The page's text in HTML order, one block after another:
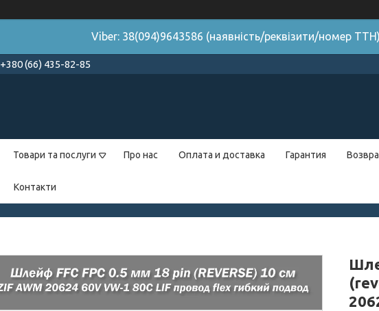
Viber: 38(094)9643586 (наявність/реквізити/номер ТТН)
+380 (66) 435-82-85
Товари та послуги Про нас Оплата и доставка Гарантия
Контакти